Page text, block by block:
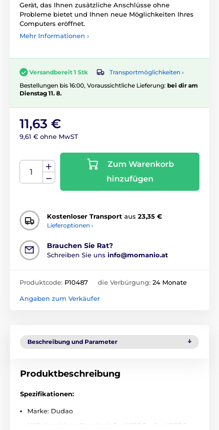
Gerät, das Ihnen zusätzliche Anschlüsse ohne
Probleme bietet und Ihnen neue Möglichkeiten Ihres
Computers eröffnet.
Mehr Informationen ›
Versandbereit 1 Stk
Transportmöglichkeiten ›
Bestellungen bis 16:00, Voraussichtliche Lieferung: bei dir am
Dienstag 11. 8.
11,63 €
9,61 € ohne MwST
Zum Warenkorb
hinzufügen
Kostenloser Transport aus 23,35 €
Lieferoptionen ›
Brauchen Sie Rat?
Schreiben Sie uns info@momanio.at
Produktcode: P10487 die Verbürgung: 24 Monate
Angaben zum Verkäufer
Beschreibung und Parameter
Produktbeschreibung
Spezifikationen:
Marke: Dudao
USB-Anschluss-Standard: 3 x USB2.0 + 1 x USB3.0